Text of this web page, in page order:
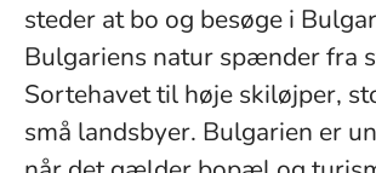
steder at bo og besøge i
Bulgariens natur spænder fra
Sortehavet til høje skiløjper,
små landsbyer. Bulgarien er